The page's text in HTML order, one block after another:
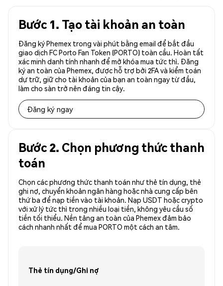
Bước 1. Tạo tài khoản an toàn
Đăng ký Phemex trong vài phút bằng email để bắt đầu
giao dịch FC Porto Fan Token (PORTO) toàn cầu. Hoàn tất
xác minh danh tính nhanh để mở khóa mua tức thì. Đăng
ký an toàn của Phemex, được hỗ trợ bởi 2FA và kiểm toán
dự trữ, giữ cho tài khoản của bạn an toàn ngay từ đầu,
làm cho sàn trở nên đáng tin cậy.
Đăng ký ngay
Bước 2. Chọn phương thức thanh
toán
Chọn các phương thức thanh toán như thẻ tín dụng, thẻ
ghi nợ, chuyển khoản ngân hàng hoặc nhà cung cấp bên
thứ ba để nạp tiền vào tài khoản. Nạp USDT hoặc crypto
với xử lý tức thì trong nhiều loại tiền, không yêu cầu số
tiền tối thiểu. Nền tảng an toàn của Phemex đảm bảo
cách nhanh nhất để mua PORTO một cách an tâm.
Thẻ tín dụng/Ghi nợ